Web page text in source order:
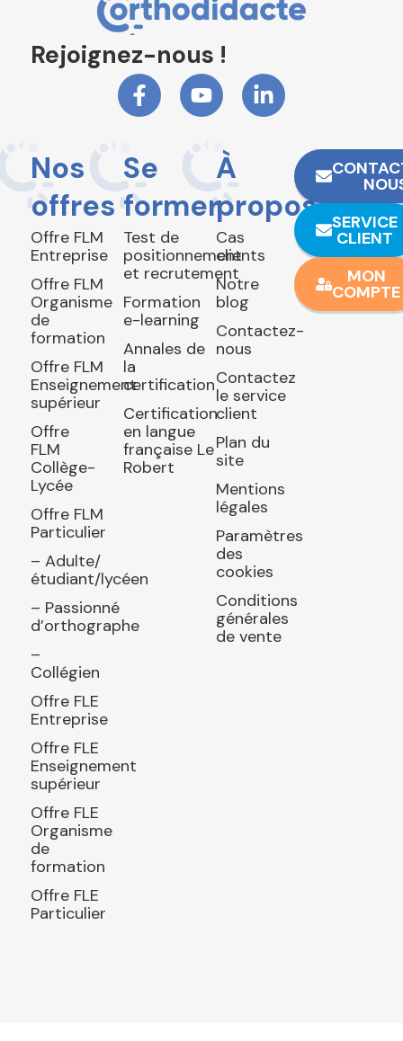
Rejoignez-nous !
Nos
offres
Offre FLM
Entreprise
Offre FLM
Organisme
de
formation
Offre FLM
Enseignement
supérieur
Offre
FLM
Collège-
Lycée
Offre FLM
Particulier
– Adulte/
étudiant/lycéen
– Passionné
d’orthographe
–
Collégien
Offre FLE
Entreprise
Offre FLE
Enseignement
supérieur
Offre FLE
Organisme
de
formation
Offre FLE
Particulier
Se
former
Test de
positionnement
et recrutement
Formation
e-learning
Annales de
la
certification
Certification
en langue
française Le
Robert
À
propos
Cas
clients
Notre
blog
Contactez-
nous
Contactez
le service
client
Plan du
site
Mentions
légales
Paramètres
des
cookies
Conditions
générales
de vente
SERVICE
CLIENT
MON
COMPTE